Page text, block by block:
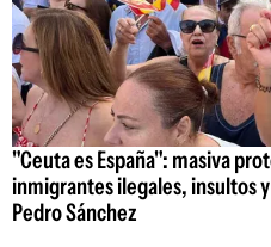
"Ceuta es España": masiva
inmigrantes ilegales, insultos
Pedro Sánchez